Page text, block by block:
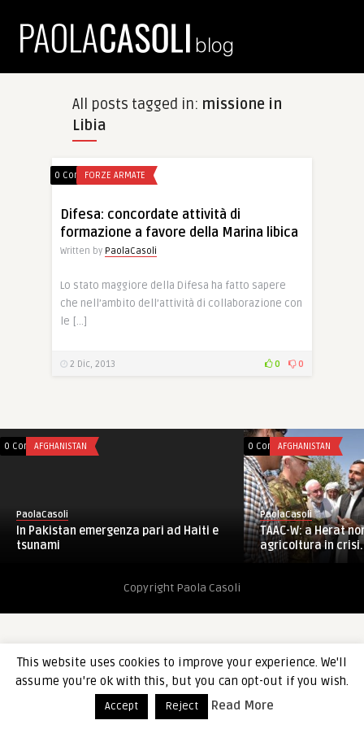
All posts tagged in: missione in
Libia
0 CommentsFORZE ARMATE
Difesa: concordate attività di
formazione a favore della Marina libica
Written by PaolaCasoli
Lo stato maggiore della Difesa ha fatto sapere
che nell’ambito dell’attività di collaborazione con
le […]
2 Dic, 2013 0 0
0 CommentsAFGHANISTAN
PaolaCasoli
In Pakistan emergenza pari ad Haiti e
tsunami
0 CommentsAFGHANISTAN
PaolaCasoli
TAAC-W: a Herat
agricoltura in crisi.
Copyright Paola Casoli
This website uses cookies to improve your experience. We'll
assume you're ok with this, but you can opt-out if you wish.
Accept Reject Read More